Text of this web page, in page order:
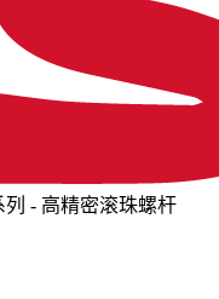
- 高精密滚珠螺杆